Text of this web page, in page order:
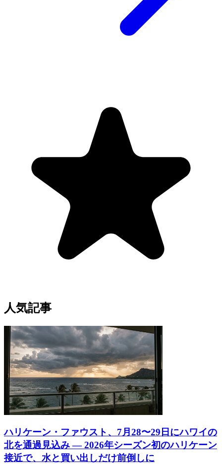
人気記事
ハリケーン・ファウスト、7月28〜29日にハワイの
北を通過見込み ― 2026年シーズン初のハリケーン
接近で、水と買い出しだけ前倒しに